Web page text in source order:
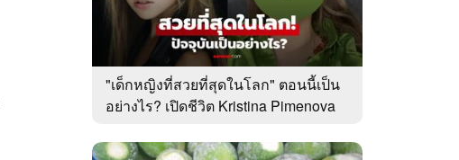
"เด็กหญิงที่สวยที่สุดในโลก" ตอนนี้เป็น
อย่างไร? เปิดชีวิต Kristina Pimenova